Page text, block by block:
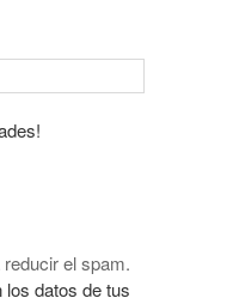
el spam.
datos de tus